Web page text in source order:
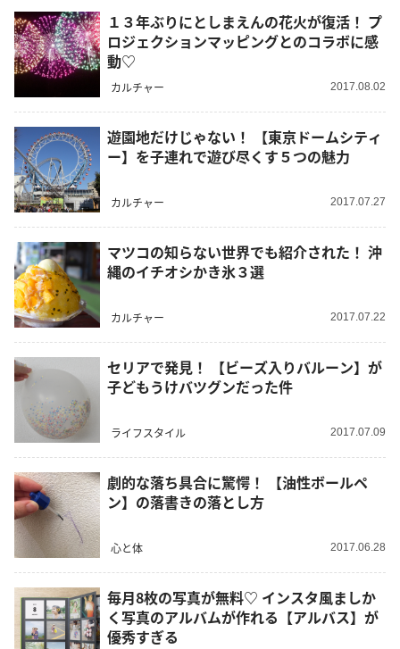
１３年ぶりにとしまえんの花火が復活！ プ
ロジェクションマッピングとのコラボに感
動♡
カルチャー 2017.08.02
遊園地だけじゃない！ 【東京ドームシティ
ー】を子連れで遊び尽くす５つの魅力
カルチャー 2017.07.27
マツコの知らない世界でも紹介された！ 沖
縄のイチオシかき氷３選
カルチャー 2017.07.22
セリアで発見！ 【ビーズ入りバルーン】が
子どもうけバツグンだった件
ライフスタイル 2017.07.09
劇的な落ち具合に驚愕！ 【油性ボールペ
ン】の落書きの落とし方
心と体 2017.06.28
毎月8枚の写真が無料♡ インスタ風ましか
く写真のアルバムが作れる【アルバス】が
優秀すぎる